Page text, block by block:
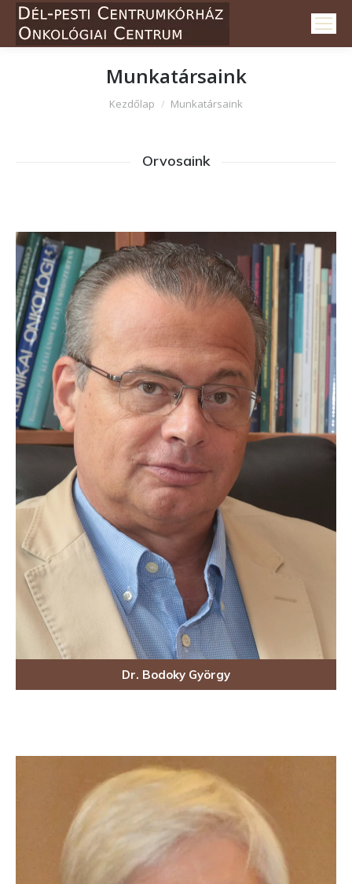
Munkatársaink
Itt vagy:
Kezdőlap Munkatársaink
Orvosaink
Dr. Bodoky György